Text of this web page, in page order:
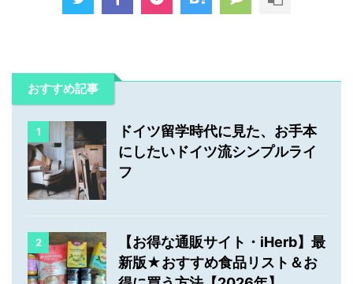
おすすめ記事
1
ドイツ留学時代に見た、お手本
にしたいドイツ流シンプルライ
フ
2
【お得な通販サイト・iHerb】最
新版★おすすめ食品リスト＆お